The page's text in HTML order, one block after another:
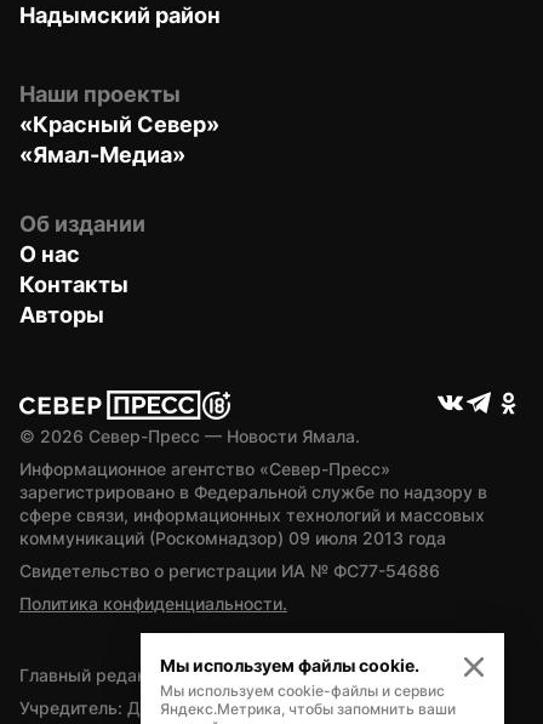
Надымский район
Наши проекты
«Красный Север»
«Ямал-Медиа»
Об издании
О нас
Контакты
Авторы
© 2026 Север-Пресс — Новости Ямала.
Информационное агентство «Север-Пресс»
зарегистрировано в Федеральной службе по надзору в
сфере связи, информационных технологий и массовых
коммуникаций (Роскомнадзор) 09 июля 2013 года
Свидетельство о регистрации ИА № ФС77-54686
Политика конфиденциальности.
Главный редактор — А.Л. Поздеев
Учредитель: Департамент внутренней политики Ямало-
Мы используем файлы cookie.
Мы используем cookie-файлы и сервис
Яндекс.Метрика, чтобы запомнить ваши